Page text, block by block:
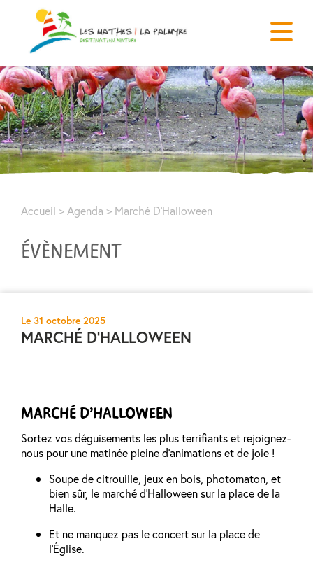
Accueil > Agenda > Marché D’Halloween
ÉVÈNEMENT
Le 31 octobre 2025
MARCHÉ D’HALLOWEEN
MARCHÉ D’HALLOWEEN
Sortez vos déguisements les plus terrifiants et rejoignez-
nous pour une matinée pleine d’animations et de joie !
Soupe de citrouille, jeux en bois, photomaton, et
bien sûr, le marché d’Halloween sur la place de la
Halle.
Et ne manquez pas le concert sur la place de
l’Église.